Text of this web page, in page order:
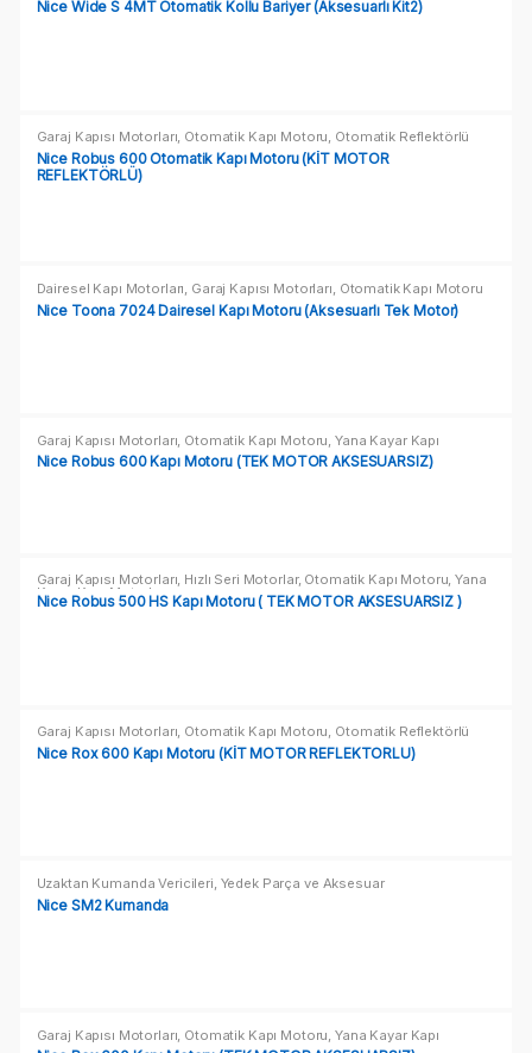
Nice Wide S 4MT Otomatik Kollu Bariyer (Aksesuarlı Kit2)
Garaj Kapısı Motorları, Otomatik Kapı Motoru, Otomatik Reflektörlü
Motorlar, Yana Kayar Kapı Motorları
Nice Robus 600 Otomatik Kapı Motoru (KİT MOTOR
REFLEKTÖRLÜ)
Dairesel Kapı Motorları, Garaj Kapısı Motorları, Otomatik Kapı Motoru
Nice Toona 7024 Dairesel Kapı Motoru (Aksesuarlı Tek Motor)
Garaj Kapısı Motorları Otomatik Kapı Motoru ,Yana Kayar Kapı
Motorları
Nice Robus 600 Kapı Motoru (TEK MOTOR AKSESUARSIZ)
Garaj Kapısı Motorları, Hızlı Seri Motorlar, Otomatik Kapı Motoru,Yana
Kayar Kapı Motorları
Nice Robus 500 HS Kapı Motoru ( TEK MOTOR AKSESUARSIZ )
Garaj Kapısı Motorları, Otomatik Kapı Motoru, Otomatik Reflektörlü
Motorlar Yana Kayar Kapı Motorları
Nice Rox 600 Kapı Motoru (KİT MOTOR REFLEKTÖRLÜ)
Uzaktan Kumanda Vericileri, Yedek Parça ve Aksesuar
Nice SM2 Kumanda
Garaj Kapısı Motorları Otomatik Kapı Motoru ,Yana Kayar Kapı
Motorları